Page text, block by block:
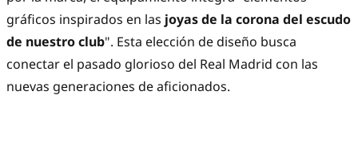
gráficos inspirados en las joyas de la corona del escudo
de nuestro club". Esta elección de diseño busca
conectar el pasado glorioso del Real Madrid con las
nuevas generaciones de aficionados.